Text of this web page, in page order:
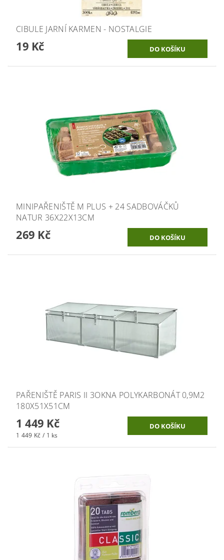
CIBULE JARNÍ KARMEN - NOSTALGIE
19 Kč
MINIPAŘENIŠTĚ M PLUS + 24 SADBOVÁČKŮ
NATUR 36X22X13CM
269 Kč
PAŘENIŠTĚ PARIS II 3OKNA POLYKARBONÁT 0,9M2
180X51X51CM
1 449 Kč
1 449 Kč / 1 ks